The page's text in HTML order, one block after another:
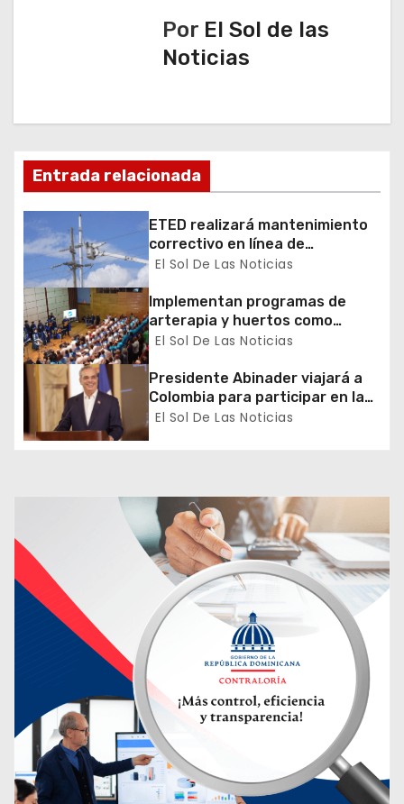
n
t
r
a
d
a
s
Por El Sol de las
Noticias
Entrada relacionada
ETED realizará mantenimiento
correctivo en línea de
transmisión de la región Sur
El Sol De Las Noticias
Implementan programas de
arterapia y huertos como
herramientas para la
social
El Sol De Las Noticias
Presidente Abinader viajará a
Colombia para participar en la
toma de posesión de Abelardo
de la Espriella
El Sol De Las Noticias